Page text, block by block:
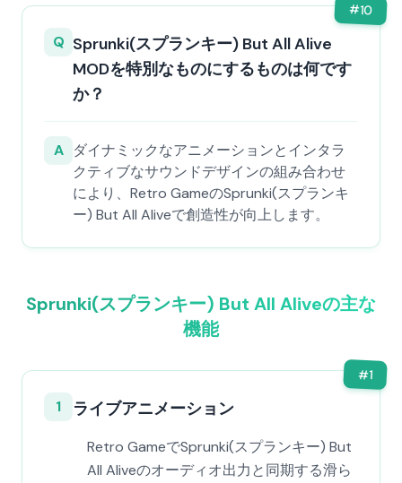
#10
Q Sprunki(スプランキー) But All Alive
MODを特別なものにするものは何です
か？
A ダイナミックなアニメーションとインタラ
クティブなサウンドデザインの組み合わせ
により、Retro GameのSprunki(スプランキ
ー) But All Aliveで創造性が向上します。
Sprunki(スプランキー) But All Aliveの主な
機能
#1
1 ライブアニメーション
Retro GameでSprunki(スプランキー) But
All Aliveのオーディオ出力と同期する滑ら